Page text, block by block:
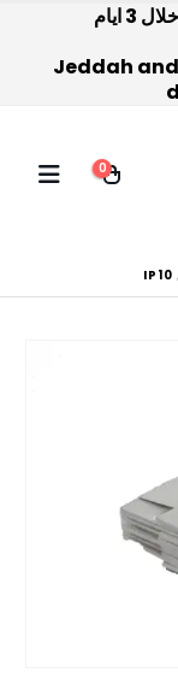
فقط جدة و الرياض- توصيل مجاني خلال 3 ايام
Jeddah
0